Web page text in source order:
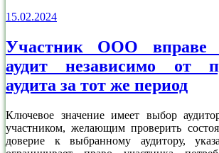
15.02.2024
Участник ООО вправе
аудит независимо от
аудита за тот же период
Ключевое значение имеет выбор
участником, желающим проверить
доверие к выбранному аудитору,